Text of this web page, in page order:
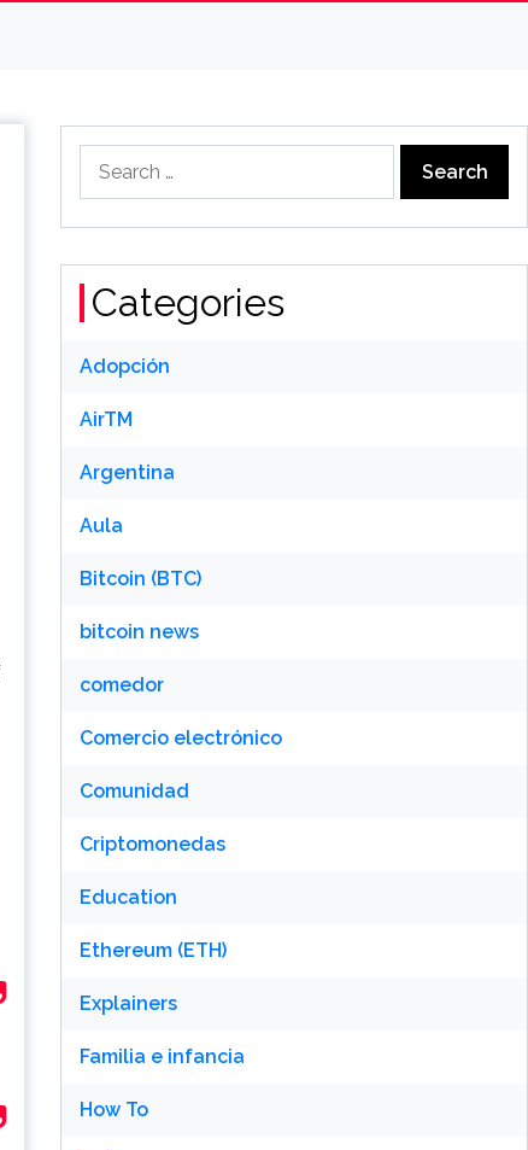
for:
Categories
Adopción
AirTM
Argentina
Aula
Bitcoin (BTC)
bitcoin news
comedor
Comercio electrónico
Comunidad
Criptomonedas
Education
Ethereum (ETH)
Explainers
Familia e infancia
How To